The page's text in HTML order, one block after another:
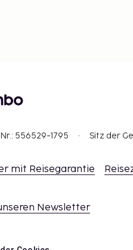
556529-1795 Sitz der
mit Reisegarantie
Newsletter